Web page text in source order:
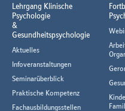
Lehrgang Klinische
Psychologie
&
Gesundheitspsychologie
Aktuelles
Infoveranstaltungen
Seminarüberblick
Praktische Kompetenz
Fachausbildungsstellen